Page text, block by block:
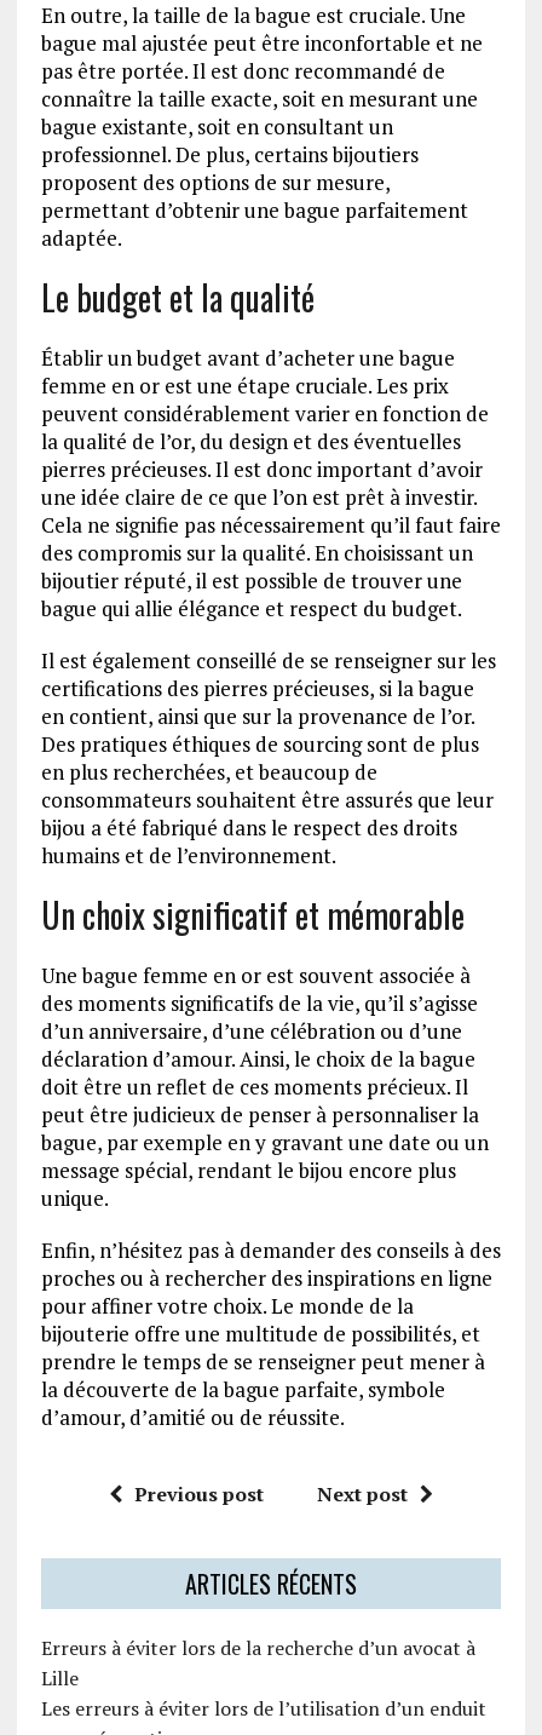
En outre, la taille de la bague est cruciale. Une
bague mal ajustée peut être inconfortable et ne
pas être portée. Il est donc recommandé de
connaître la taille exacte, soit en mesurant une
bague existante, soit en consultant un
professionnel. De plus, certains bijoutiers
proposent des options de sur mesure,
permettant d’obtenir une bague parfaitement
adaptée.
Le budget et la qualité
Établir un budget avant d’acheter une bague
femme en or est une étape cruciale. Les prix
peuvent considérablement varier en fonction de
la qualité de l’or, du design et des éventuelles
pierres précieuses. Il est donc important d’avoir
une idée claire de ce que l’on est prêt à investir.
Cela ne signifie pas nécessairement qu’il faut faire
des compromis sur la qualité. En choisissant un
bijoutier réputé, il est possible de trouver une
bague qui allie élégance et respect du budget.
Il est également conseillé de se renseigner sur les
certifications des pierres précieuses, si la bague
en contient, ainsi que sur la provenance de l’or.
Des pratiques éthiques de sourcing sont de plus
en plus recherchées, et beaucoup de
consommateurs souhaitent être assurés que leur
bijou a été fabriqué dans le respect des droits
humains et de l’environnement.
Un choix significatif et mémorable
Une bague femme en or est souvent associée à
des moments significatifs de la vie, qu’il s’agisse
d’un anniversaire, d’une célébration ou d’une
déclaration d’amour. Ainsi, le choix de la bague
doit être un reflet de ces moments précieux. Il
peut être judicieux de penser à personnaliser la
bague, par exemple en y gravant une date ou un
message spécial, rendant le bijou encore plus
unique.
Enfin, n’hésitez pas à demander des conseils à des
proches ou à rechercher des inspirations en ligne
pour affiner votre choix. Le monde de la
bijouterie offre une multitude de possibilités, et
prendre le temps de se renseigner peut mener à
la découverte de la bague parfaite, symbole
d’amour, d’amitié ou de réussite.
Previous post Next post
ARTICLES RÉCENTS
Erreurs à éviter lors de la recherche d’un avocat à
Lille
Les erreurs à éviter lors de l’utilisation d’un enduit